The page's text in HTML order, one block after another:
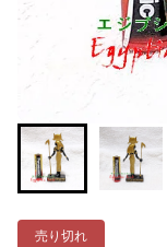
売り切れ